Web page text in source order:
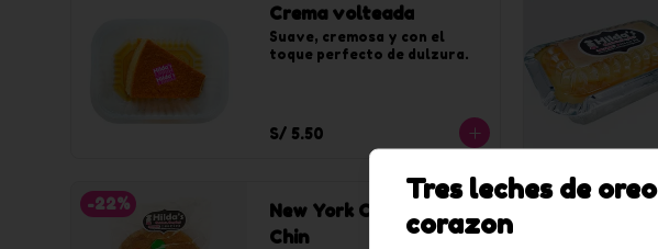
Crema volteada
Suave, cremosa y con el
toque perfecto de dulzura.
S/ 5.50
-22%
New York Cookies Chin
Chin
-22%
Tres leches de oreo
corazon